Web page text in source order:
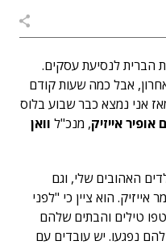
הברית לנסיעת עסקים.
אבל כמה שעות קודם
אני נמצא כבר שבוע בלוס
אופיר אייזיק, מנכ"ל וואן
האהובים שלי, וגם
הוא ציין כי "לפני
טילים והבתים שלהם
נפגעו. יש עובדים עם